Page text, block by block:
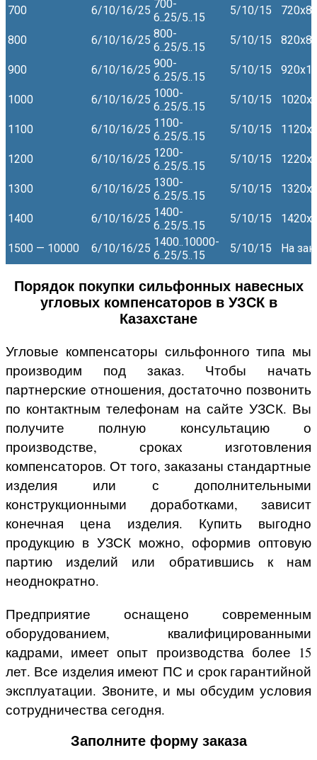
700 6/10/16/25 700-
6..25/5..15
5/10/15 720х8
800 6/10/16/25 800-
6..25/5..15
5/10/15 820х8
900 6/10/16/25 900-
6..25/5..15
5/10/15
1000 6/10/16/25 1000-
6..25/5..15
5/10/15
1100 6/10/16/25 1100-
6..25/5..15
5/10/15
1200 6/10/16/25 1200-
6..25/5..15
5/10/15
1300 6/10/16/25 1300-
6..25/5..15
5/10/15
1400 6/10/16/25 1400-
6..25/5..15
5/10/15
1500 — 10000 6/10/16/25 1400..10000-
6..25/5..15
5/10/15 На
Порядок покупки сильфонных навесных
угловых компенсаторов в УЗСК в
Казахстане
Угловые компенсаторы сильфонного типа мы
производим под заказ. Чтобы начать
партнерские отношения, достаточно позвонить
по контактным телефонам на сайте УЗСК. Вы
получите полную консультацию о
производстве, сроках изготовления
компенсаторов. От того, заказаны стандартные
изделия или с дополнительными
конструкционными доработками, зависит
конечная цена изделия. Купить выгодно
продукцию в УЗСК можно, оформив оптовую
партию изделий или обратившись к нам
неоднократно.
Предприятие оснащено современным
оборудованием, квалифицированными
кадрами, имеет опыт производства более 15
лет. Все изделия имеют ПС и срок гарантийной
эксплуатации. Звоните, и мы обсудим условия
сотрудничества сегодня.
Заполните форму заказа